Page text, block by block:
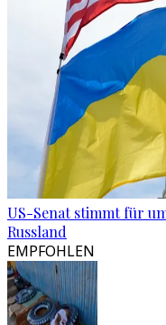
US-Senat stimmt für
Russland
EMPFOHLEN